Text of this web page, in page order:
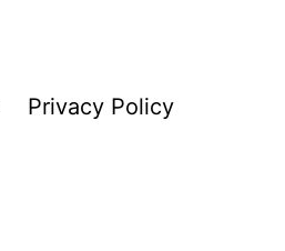
Privacy Policy